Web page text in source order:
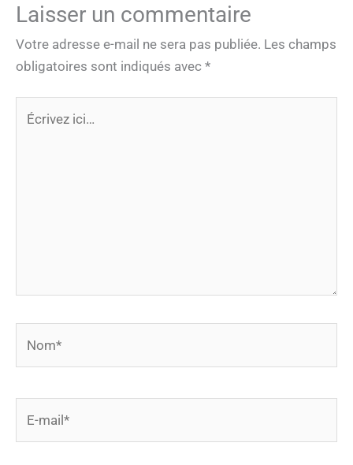
Laisser un commentaire
Votre adresse e-mail ne sera pas publiée. Les champs
obligatoires sont indiqués avec *